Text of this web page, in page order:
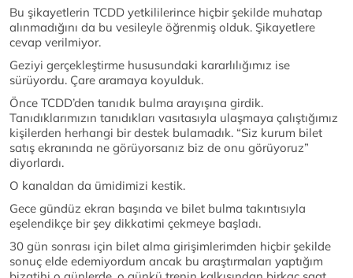
Bu şikayetlerin TCDD yetkililerince hiçbir şekilde muhatap
alınmadığını da bu vesileyle öğrenmiş olduk. Şikayetlere
cevap verilmiyor.
Geziyi gerçekleştirme hususundaki kararlılığımız ise
sürüyordu. Çare aramaya koyulduk.
Önce TCDD’den tanıdık bulma arayışına girdik.
Tanıdıklarımızın tanıdıkları vasıtasıyla ulaşmaya çalıştığımız
kişilerden herhangi bir destek bulamadık. “Siz kurum bilet
satış ekranında ne görüyorsanız biz de onu görüyoruz”
diyorlardı.
O kanaldan da ümidimizi kestik.
Gece gündüz ekran başında ve bilet bulma takıntısıyla
eşelendikçe bir şey dikkatimi çekmeye başladı.
30 gün sonrası için bilet alma girişimlerimden hiçbir şekilde
sonuç elde edemiyordum ancak bu araştırmaları yaptığım